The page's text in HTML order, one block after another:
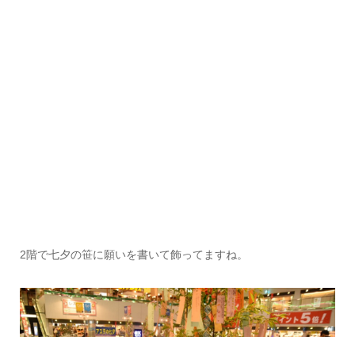
2階で七夕の笹に願いを書いて飾ってますね。